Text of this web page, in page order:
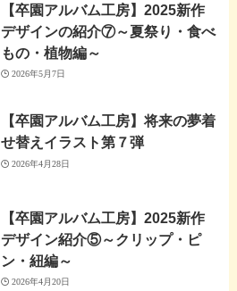
【卒園アルバム工房】2025新作
デザインの紹介⑦～夏祭り・食べ
もの・植物編～
2026年5月7日
【卒園アルバム工房】将来の夢着
せ替えイラスト第７弾
2026年4月28日
【卒園アルバム工房】2025新作
デザイン紹介⑤～クリップ・ピ
ン・紐編～
2026年4月20日